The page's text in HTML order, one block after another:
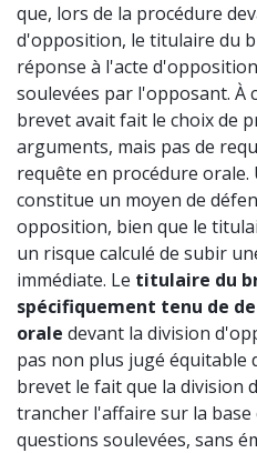
que, lors de la procédure
d'opposition, le titulaire du
réponse à l'acte
soulevées par l'opposant. À
brevet avait fait le choix de
arguments, mais pas de
requête en procédure orale.
constitue un moyen de
opposition, bien que le
un risque calculé de subir
immédiate. Le titulaire du
spécifiquement tenu de
orale devant la division
pas non plus jugé
brevet le fait que la division
trancher l'affaire sur la
questions soulevées, sans